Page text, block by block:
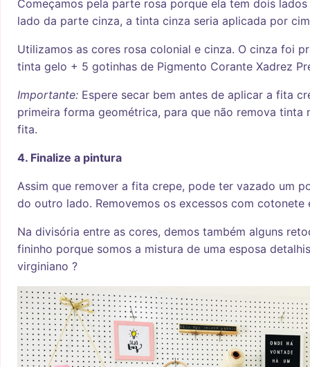
Começamos pela parte rosa porque ela tem dois
lado da parte cinza, a tinta cinza seria aplicada por
Utilizamos as cores rosa colonial e cinza. O cinza foi
tinta gelo + 5 gotinhas de Pigmento Corante Xadrez
Importante: Espere secar bem antes de aplicar a fita
primeira forma geométrica, para que não remova tinta
fita.
4. Finalize a pintura
Assim que remover a fita crepe, pode ter vazado um
do outro lado. Removemos os excessos com cotonete
Na divisória entre as cores, demos também alguns
fininho porque somos a mistura de uma esposa
virginiano ?